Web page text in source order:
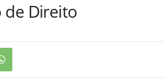
de Direito